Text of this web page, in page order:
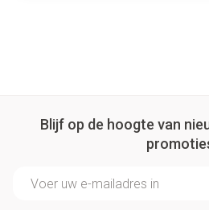
Blijf op de hoogte van